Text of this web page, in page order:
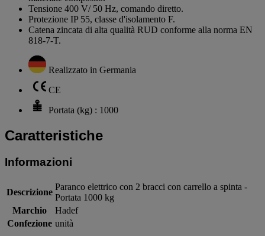
Tensione 400 V/ 50 Hz, comando diretto.
Protezione IP 55, classe d'isolamento F.
Catena zincata di alta qualità RUD conforme alla norma EN
818-7-T.
Realizzato in Germania
CE
Portata (kg) : 1000
Caratteristiche
Informazioni
Descrizione
Paranco elettrico con 2 bracci con carrello a spinta -
Portata 1000 kg
Marchio
Hadef
Confezione unità